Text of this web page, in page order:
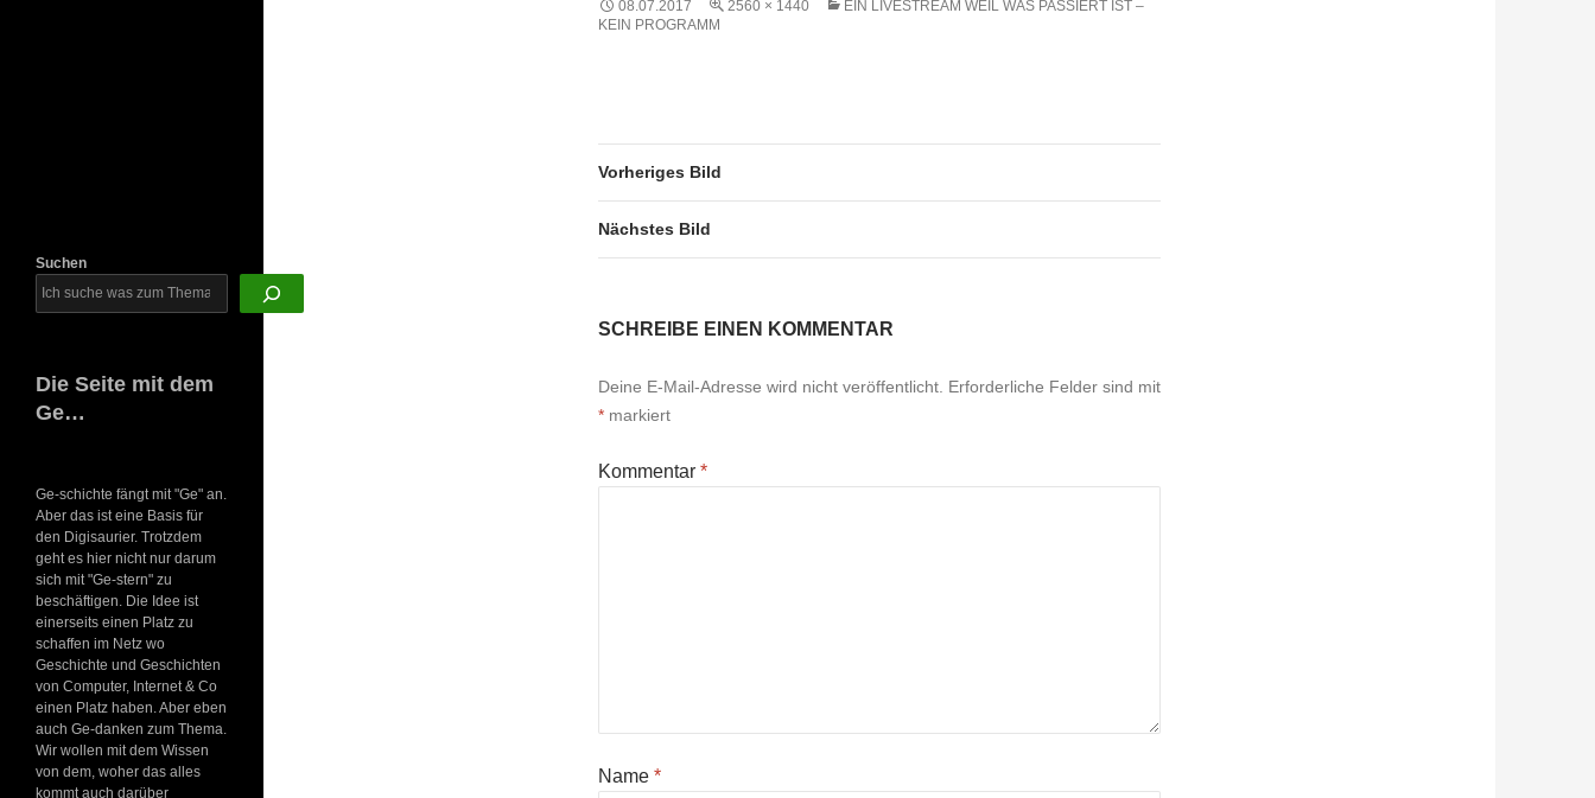
08.07.2017 2560 × 1440
EIN LIVESTREAM WEIL WAS PASSIERT IST –
KEIN PROGRAMM
Vorheriges Bild
Nächstes Bild
SCHREIBE EINEN KOMMENTAR
Deine E-Mail-Adresse wird nicht veröffentlicht. Erforderliche Felder sind mit
* markiert
Kommentar *
Name *
Suchen
Die Seite mit dem
Ge…
Ge-schichte fängt mit "Ge" an.
Aber das ist eine Basis für
den Digisaurier. Trotzdem
geht es hier nicht nur darum
sich mit "Ge-stern" zu
beschäftigen. Die Idee ist
einerseits einen Platz zu
schaffen im Netz wo
Geschichte und Geschichten
von Computer, Internet & Co
einen Platz haben. Aber eben
auch Ge-danken zum Thema.
Wir wollen mit dem Wissen
von dem, woher das alles
kommt auch darüber